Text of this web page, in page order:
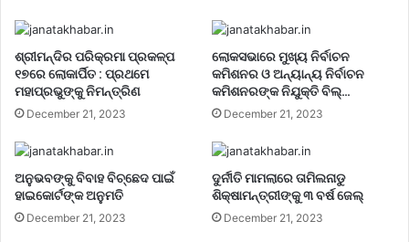
ଶ୍ରୀମନ୍ଦିର ପରିକ୍ରମା ପ୍ରକଳ୍ପ
୧୭ରେ ଲୋକାର୍ପିତ : ପ୍ରଥମେ
ମହାପ୍ରଭୁଙ୍କୁ ନିମନ୍ତ୍ରିଣ
December 21, 2023
ଲୋକସଭାରେ ମୁଖ୍ୟ ନିର୍ବାଚନ
କମିଶନର ଓ ଅନ୍ୟାନ୍ୟ ନିର୍ବାଚନ
କମିଶନରଙ୍କ ନିଯୁକ୍ତି ବିଲ୍…
December 21, 2023
ଅନୁଭବଙ୍କୁ ବିବାହ ବିଚ୍ଛେଦ ପାଇଁ
ହାଇକୋର୍ଟଙ୍କ ଅନୁମତି
December 21, 2023
ଦୁର୍ନୀତି ମାମଲାରେ ତାମିଲନାଡୁ
ଶିକ୍ଷାମନ୍ତ୍ରୀଙ୍କୁ ୩ ବର୍ଷ ଜେଲ୍‌
December 21, 2023